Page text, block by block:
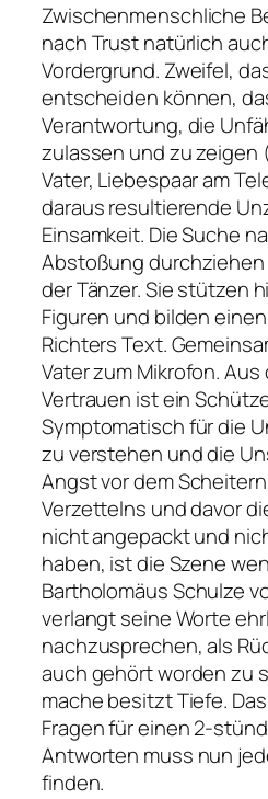
Zwischenmenschliche
nach Trust natürlich
Vordergrund. Zweifel,
entscheiden können,
Verantwortung, die
zulassen und zu zeigen
Vater, Liebespaar am
daraus resultierende
Einsamkeit. Die Suche
Abstoßung
der Tänzer. Sie stützen
Figuren und bilden
Richters Text.
Vater zum Mikrofon.
Vertrauen ist ein
Symptomatisch für die
zu verstehen und die
Angst vor dem
Verzettelns und davor
nicht angepackt und
haben, ist die Szene
Bartholomäus Schulze
verlangt seine Worte
nachzusprechen, als
auch gehört worden zu
mache besitzt Tiefe.
Fragen für einen 2-
Antworten muss nun
finden.